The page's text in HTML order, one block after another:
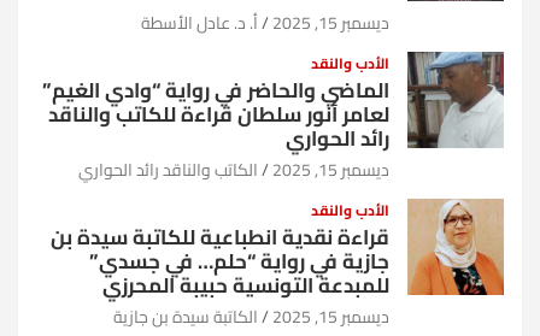
ديسمبر 15, 2025 أ. د. عادل الأسطة
الأدب والنقد
الماضي والحاضر في رواية “وادي الغيم”
لعامر أنور سلطان قراءة للكاتب والناقد
رائد الحواري
ديسمبر 15, 2025 الكاتب والناقد رائد الحواري
الأدب والنقد
قراءة نقدية انطباعية للكاتبة سيدة بن
جازية في رواية “حلم… في جسدي”
للمبدعة التونسية حبيبة المحرزي
ديسمبر 15, 2025 الكاتبة سيدة بن جازية